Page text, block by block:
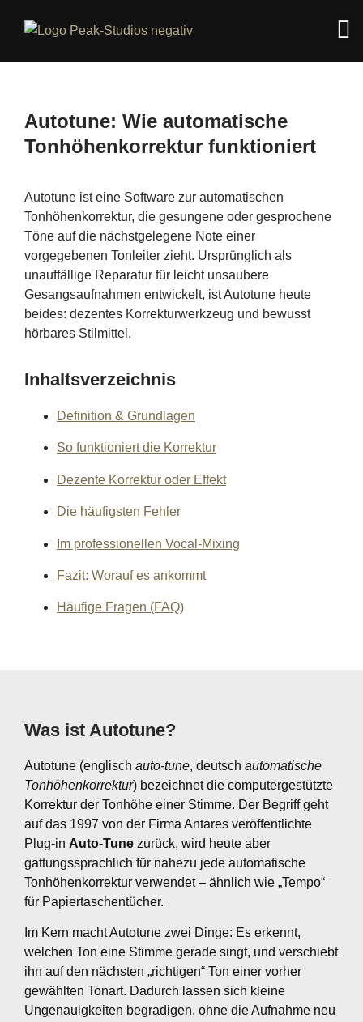
Autotune: Wie automatische
Tonhöhenkorrektur funktioniert
Autotune ist eine Software zur automatischen
Tonhöhenkorrektur, die gesungene oder gesprochene
Töne auf die nächstgelegene Note einer
vorgegebenen Tonleiter zieht. Ursprünglich als
unauffällige Reparatur für leicht unsaubere
Gesangsaufnahmen entwickelt, ist Autotune heute
beides: dezentes Korrekturwerkzeug und bewusst
hörbares Stilmittel.
Inhaltsverzeichnis
Definition & Grundlagen
So funktioniert die Korrektur
Dezente Korrektur oder Effekt
Die häufigsten Fehler
Im professionellen Vocal-Mixing
Fazit: Worauf es ankommt
Häufige Fragen (FAQ)
Was ist Autotune?
Autotune (englisch auto-tune, deutsch automatische
Tonhöhenkorrektur) bezeichnet die computergestützte
Korrektur der Tonhöhe einer Stimme. Der Begriff geht
auf das 1997 von der Firma Antares veröffentlichte
Plug-in Auto-Tune zurück, wird heute aber
gattungssprachlich für nahezu jede automatische
Tonhöhenkorrektur verwendet – ähnlich wie „Tempo“
für Papiertaschentücher.
Im Kern macht Autotune zwei Dinge: Es erkennt,
welchen Ton eine Stimme gerade singt, und verschiebt
ihn auf den nächsten „richtigen“ Ton einer vorher
gewählten Tonart. Dadurch lassen sich kleine
Ungenauigkeiten begradigen, ohne die Aufnahme neu